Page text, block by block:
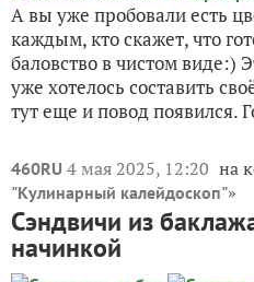
А вы уже пробовали есть
каждым, кто скажет, что
баловство в чистом виде:)
уже хотелось составить
тут еще и повод появился.
460RU 4 мая 2025, 12:20 на
"Кулинарный калейдоскоп"»
Сэндвичи из
начинкой